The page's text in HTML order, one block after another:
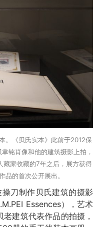
。《贝氏实本》此前于2012保
铭肖像和他的建筑摄影上拍，
藏家收藏的7年之后，展方获得
品的首次公开展出。
刀制作贝氏建筑的摄影
Essences），艺术
建筑代表作品的拍摄，